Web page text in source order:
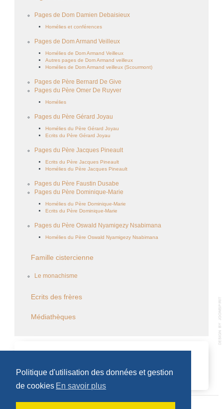
Politique d'utilisation des données et gestion
de cookies En savoir plus
Pages de Dom Damien Debaisieux
Homélies et conférences
Pages de Dom Armand Veilleux
Homélies de Dom Armand Veilleux
Autres pages de Dom Armand veilleux
Homélies de Dom Armand veilleux (Scourmont)
Pages de Père Bernard De Give
Pages du Père Omer De Ruyver
Homélies
Pages du Père Gérard Joyau
Homélies du Père Gérard Joyau
Ecrits du Père Gérard Joyau
Pages du Père Jacques Pineault
Ecrits du Père Jacques Pineault
Homélies du Père Jacques Pineault
Pages du Père Faustin Dusabe
Pages du Père Dominique-Marie
Homélies du Père Dominique-Marie
Ecrits du Père Dominique-Marie
Pages du Père Oswald Nyamigezy Nsabimana
Homélies du Père Oswald Nyamigezy Nsabimana
Famille cistercienne
Le monachisme
Ecrits des frères
Médiathèques
Aucun évènement